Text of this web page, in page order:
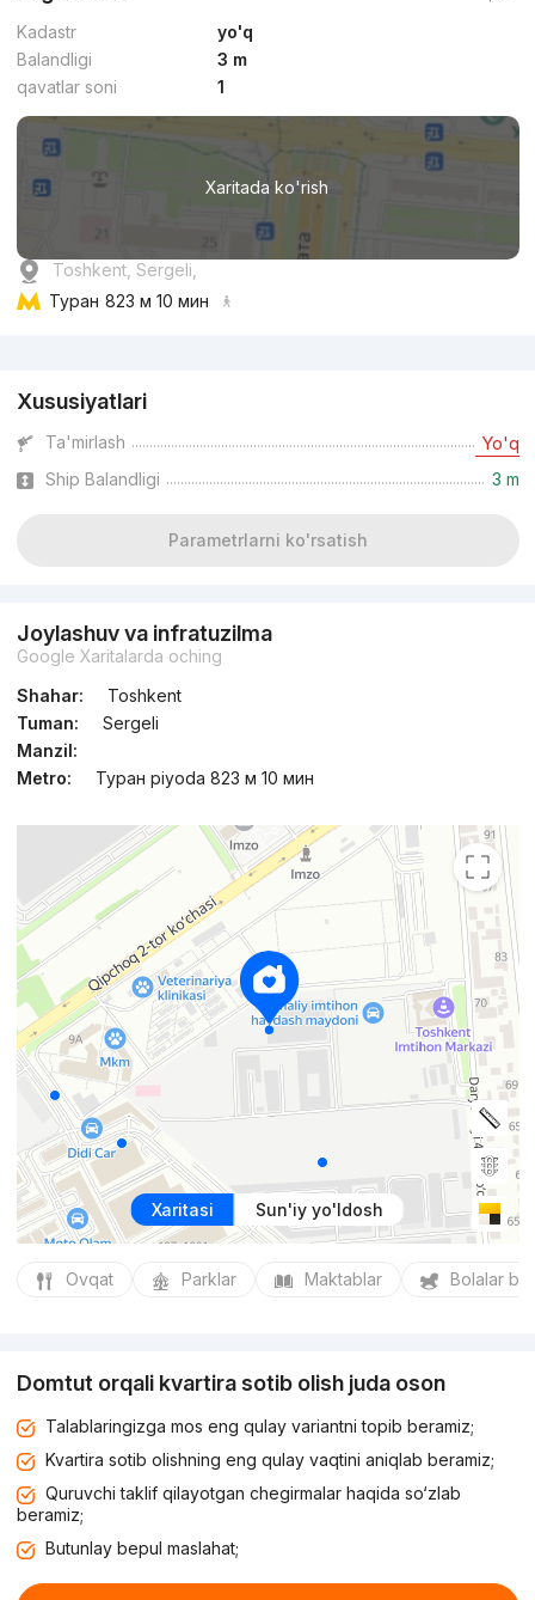
Kadastr
yo'q
Balandligi
3 m
qavatlar soni
1
Xaritada ko'rish
Toshkent, Sergeli,
Туран 823 м 10 мин
Xususiyatlari
Ta'mirlash Yo'q
Ship Balandligi 3 m
Parametrlarni ko'rsatish
Joylashuv va infratuzilma
Google Xaritalarda oching
Shahar:
Toshkent
Tuman:
Sergeli
Manzil:
Metro:
Туран piyoda 823 м 10 мин
Xaritasi Sun'iy yo'ldosh
Ovqat Parklar Maktablar Bolalar
Domtut orqali kvartira sotib olish juda oson
Talablaringizga mos eng qulay variantni topib beramiz;
Kvartira sotib olishning eng qulay vaqtini aniqlab beramiz;
Quruvchi taklif qilayotgan chegirmalar haqida so‘zlab
beramiz;
Butunlay bepul maslahat;